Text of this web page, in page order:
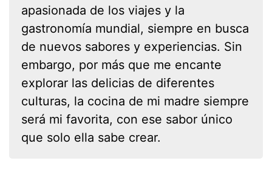
apasionada de los viajes y la
gastronomía mundial, siempre en busca
de nuevos sabores y experiencias. Sin
embargo, por más que me encante
explorar las delicias de diferentes
culturas, la cocina de mi madre siempre
será mi favorita, con ese sabor único
que solo ella sabe crear.